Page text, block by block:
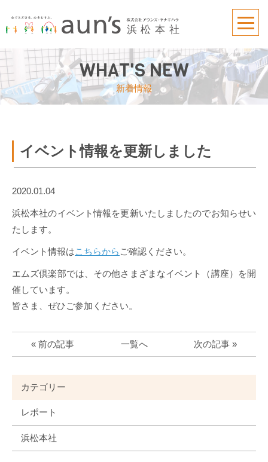
WHAT'S NEW
新着情報
イベント情報を更新しました
2020.01.04
浜松本社のイベント情報を更新いたしましたのでお知らせい
たします。
イベント情報はこちらから ご確認ください。
エムズ倶楽部では、その他さまざまなイベント（講座）を開
催しています。
皆さま、ぜひご参加ください。
« 前の記事 一覧へ 次の記事 »
カテゴリー
レポート
浜松本社